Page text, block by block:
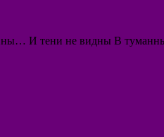
И тени не видны В